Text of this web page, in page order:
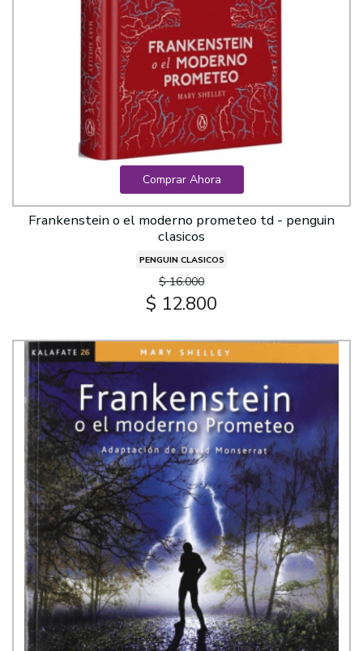
Comprar Ahora
Frankenstein o el moderno prometeo td - penguin
clasicos
PENGUIN CLASICOS
$ 16.000
$ 12.800